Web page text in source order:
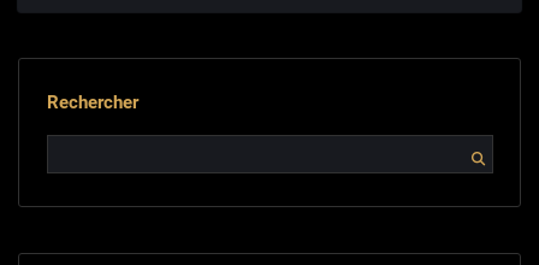
Rechercher